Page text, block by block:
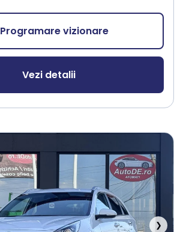
Programare vizionare
Vezi detalii
❯